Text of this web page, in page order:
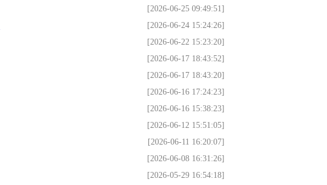
[2026-06-25 09:49:51]
[2026-06-24 15:24:26]
[2026-06-22 15:23:20]
[2026-06-17 18:43:52]
[2026-06-17 18:43:20]
[2026-06-16 17:24:23]
[2026-06-16 15:38:23]
[2026-06-12 15:51:05]
[2026-06-11 16:20:07]
[2026-06-08 16:31:26]
[2026-05-29 16:54:18]